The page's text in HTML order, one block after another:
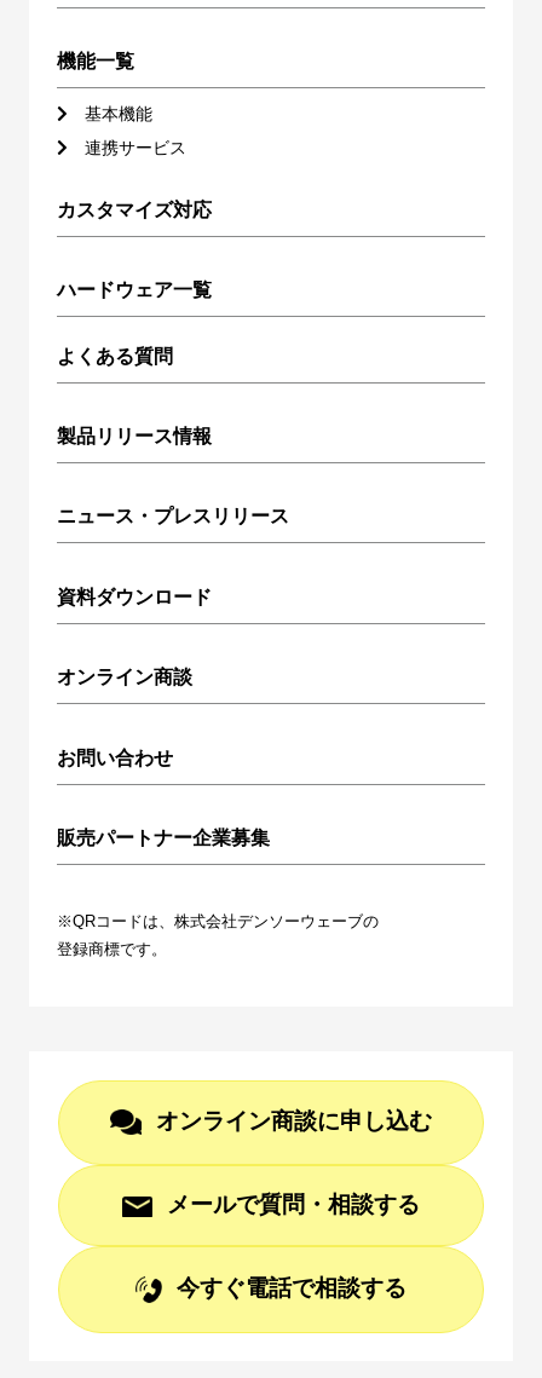
機能一覧
基本機能
連携サービス
カスタマイズ対応
ハードウェア一覧
よくある質問
製品リリース情報
ニュース・プレスリリース
資料ダウンロード
オンライン商談
お問い合わせ
販売パートナー企業募集
※QRコードは、株式会社デンソーウェーブの
登録商標です。
オンライン商談に申し込む
メールで質問・相談する
今すぐ電話で相談する